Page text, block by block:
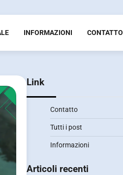
INFORMAZIONI CONTATTO
Link
Contatto
Tutti i post
Informazioni
Articoli recenti